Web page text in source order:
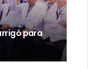
para